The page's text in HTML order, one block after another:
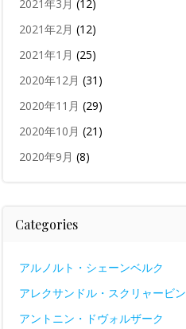
2021年3月 (12)
2021年2月 (12)
2021年1月 (25)
2020年12月 (31)
2020年11月 (29)
2020年10月 (21)
2020年9月 (8)
Categories
アルノルト・シェーンベルク
アレクサンドル・スクリャービン
アントニン・ドヴォルザーク